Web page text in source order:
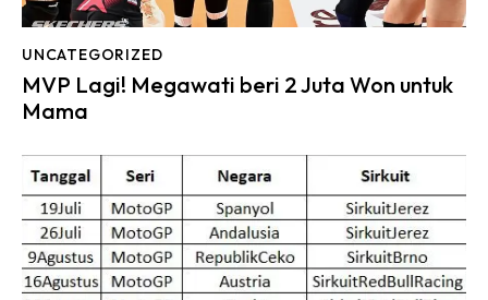
UNCATEGORIZED
MVP Lagi! Megawati beri 2 Juta Won untuk
Mama